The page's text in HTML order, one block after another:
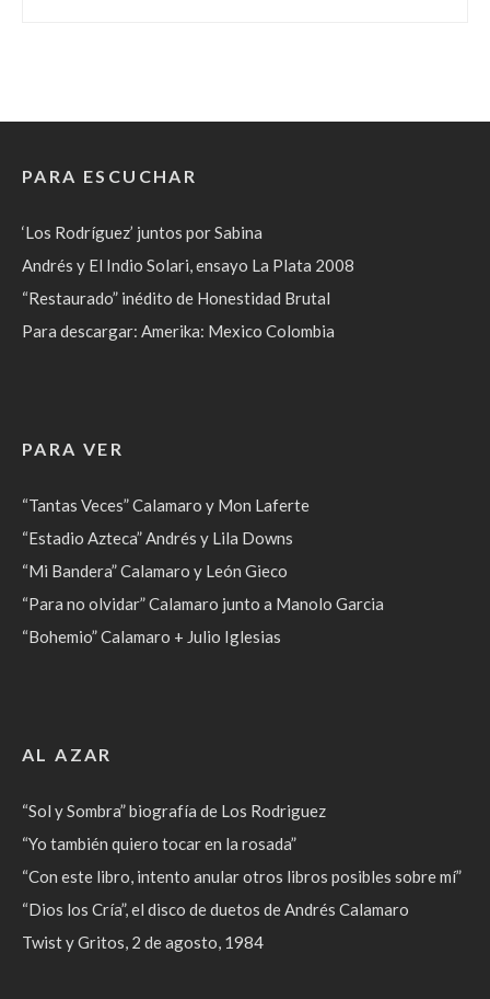
PARA ESCUCHAR
‘Los Rodríguez’ juntos por Sabina
Andrés y El Indio Solari, ensayo La Plata 2008
“Restaurado” inédito de Honestidad Brutal
Para descargar: Amerika: Mexico Colombia
PARA VER
“Tantas Veces” Calamaro y Mon Laferte
“Estadio Azteca” Andrés y Lila Downs
“Mi Bandera” Calamaro y León Gieco
“Para no olvidar” Calamaro junto a Manolo Garcia
“Bohemio” Calamaro + Julio Iglesias
AL AZAR
“Sol y Sombra” biografía de Los Rodriguez
“Yo también quiero tocar en la rosada”
“Con este libro, intento anular otros libros posibles sobre mí”
“Dios los Cría”, el disco de duetos de Andrés Calamaro
Twist y Gritos, 2 de agosto, 1984